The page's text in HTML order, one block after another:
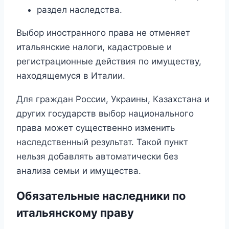
раздел наследства.
Выбор иностранного права не отменяет
итальянские налоги, кадастровые и
регистрационные действия по имуществу,
находящемуся в Италии.
Для граждан России, Украины, Казахстана и
других государств выбор национального
права может существенно изменить
наследственный результат. Такой пункт
нельзя добавлять автоматически без
анализа семьи и имущества.
Обязательные наследники по
итальянскому праву